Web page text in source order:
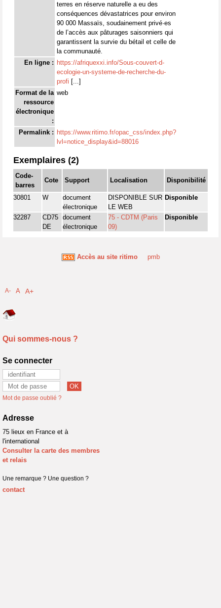
terres en réserve naturelle a eu des
conséquences dévastatrices pour environ
90 000 Massaïs, soudainement privé·es
de l’accès aux pâturages saisonniers qui
garantissent la survie du bétail et celle de
la communauté.
En ligne : https://afriquexxi.info/Sous-couvert-d-
ecologie-un-systeme-de-recherche-du-
profi [...]
Format de la
ressource
électronique
:
web
Permalink : https://www.ritimo.fr/opac_css/index.php?
lvl=notice_display&id=88016
Exemplaires (2)
Code-
barres
Cote Support Localisation Disponibilité
30801 W
document
électronique
DISPONIBLE SUR
LE WEB
Disponible
32287
CD75
DE
document
électronique
75 - CDTM (Paris
09)
Disponible
Accès au site ritimo pmb
A- A A+
Qui sommes-nous ?
Se connecter
Mot de passe oublié ?
Adresse
75 lieux en France et à
l'international
Consulter la carte des membres
et relais
Une remarque ? Une question ?
contact